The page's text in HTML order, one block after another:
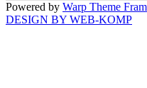
Powered by Warp Theme
DESIGN BY WEB-KOMP